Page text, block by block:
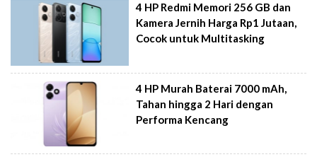
4 HP Redmi Memori 256 GB dan
Kamera Jernih Harga Rp1 Jutaan,
Cocok untuk Multitasking
4 HP Murah Baterai 7000 mAh,
Tahan hingga 2 Hari dengan
Performa Kencang